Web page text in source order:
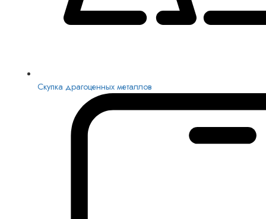
Скупка драгоценных металлов